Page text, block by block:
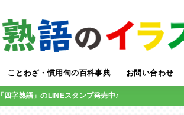
ことわざ・慣用句の百科事典 お問い合わせ
「四字熟語」のLINEスタンプ発売中♪